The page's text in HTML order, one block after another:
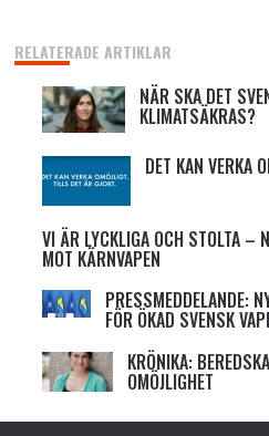
RELATERADE ARTIKLAR
NÄR SKA DET
KLIMATSÄKRAS?
DET KAN VERKA
VI ÄR LYCKLIGA OCH STOLTA –
MOT KÄRNVAPEN
PRESSMEDDELANDE:
FÖR ÖKAD SVENSK
KRÖNIKA:
OMÖJLIGHET